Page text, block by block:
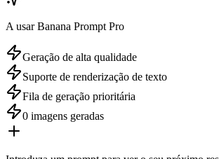
A usar Banana Prompt Pro
Geração de alta qualidade
Suporte de renderização de texto
Fila de geração prioritária
0 imagens geradas